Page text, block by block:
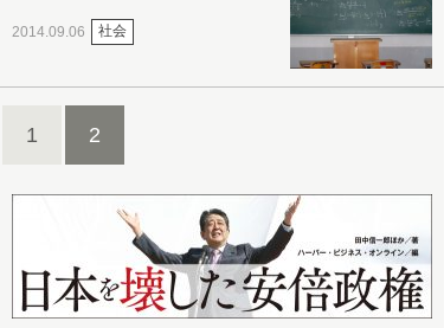
2014.09.06 社会
1 2